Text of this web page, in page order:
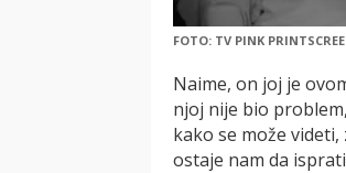
FOTO: TV PINK
Naime, on joj je
njoj nije bio
kako se može
ostaje nam da